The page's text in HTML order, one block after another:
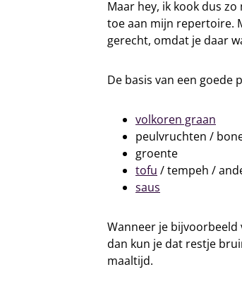
Maar hey, ik kook dus
toe aan mijn repertoire.
gerecht, omdat je daar
De basis van een
volkoren graan
peulvruchten /
groente
tofu / tempeh /
saus
Wanneer je
dan kun je dat restje
maaltijd.